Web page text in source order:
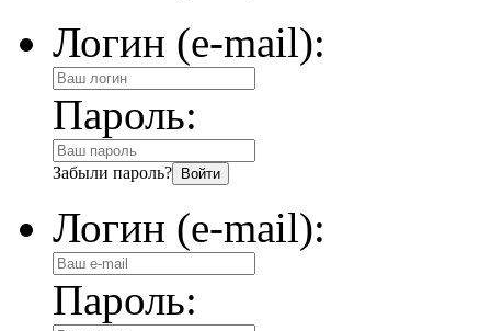
Логин (e-mail):
Пароль:
Забыли пароль?
Логин (e-mail):
Пароль: